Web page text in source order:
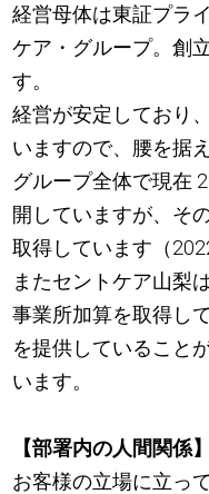
経営母体は東証プラ
ケア・グループ。創
す。
経営が安定しており
いますので、腰を据
グループ全体で現在
開していますが、そ
取得しています（
またセントケア山梨
事業所加算を取得し
を提供していること
います。
【部署内の人間関係】
お客様の立場に立っ